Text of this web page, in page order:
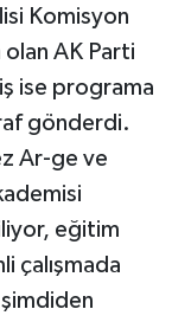
Komisyon
olan AK Parti
ise programa
gönderdi.
Ar-ge ve
eğitim
çalışmada
şimdiden